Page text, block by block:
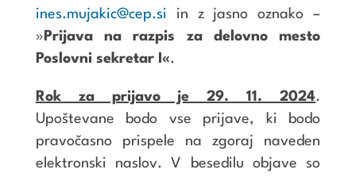
ines.mujakic@cep.si in z jasno oznako –
» Prijava na razpis za delovno mesto
Poslovni sekretar I«.
Rok za prijavo je 29. 11. 2024.
Upoštevane bodo vse prijave, ki bodo
pravočasno prispele na zgoraj naveden
elektronski naslov. V besedilu objave so